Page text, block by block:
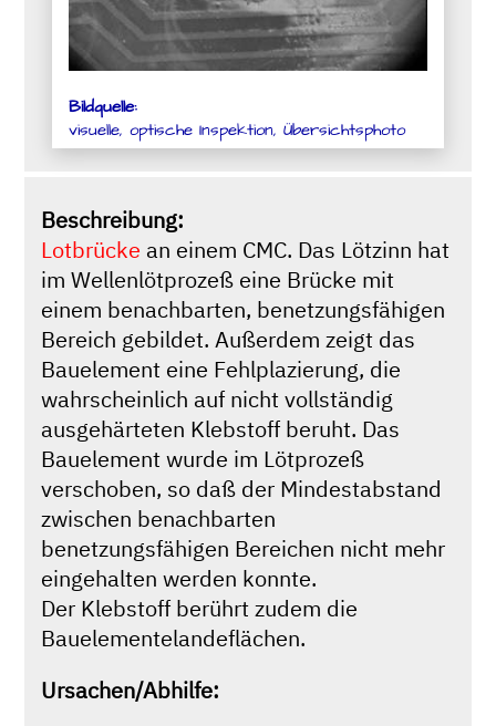
Bildquelle:
visuelle, optische Inspektion, Übersichtsphoto
Beschreibung:
Lotbrücke an einem CMC. Das Lötzinn hat
im Wellenlötprozeß eine Brücke mit
einem benachbarten, benetzungsfähigen
Bereich gebildet. Außerdem zeigt das
Bauelement eine Fehlplazierung, die
wahrscheinlich auf nicht vollständig
ausgehärteten Klebstoff beruht. Das
Bauelement wurde im Lötprozeß
verschoben, so daß der Mindestabstand
zwischen benachbarten
benetzungsfähigen Bereichen nicht mehr
eingehalten werden konnte.
Der Klebstoff berührt zudem die
Bauelementelandeflächen.
Ursachen/Abhilfe: